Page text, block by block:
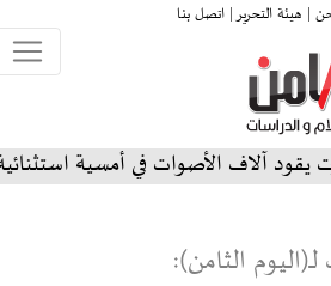
| هيئة التحرير |اتصل بنا
في أمسية استثنائية على المسرح
الثامن):